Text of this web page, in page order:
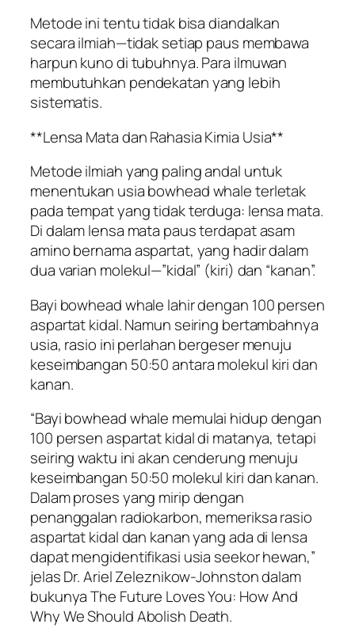
Metode ini tentu tidak bisa diandalkan
secara ilmiah—tidak setiap paus membawa
harpun kuno di tubuhnya. Para ilmuwan
membutuhkan pendekatan yang lebih
sistematis.
**Lensa Mata dan Rahasia Kimia Usia**
Metode ilmiah yang paling andal untuk
menentukan usia bowhead whale terletak
pada tempat yang tidak terduga: lensa mata.
Di dalam lensa mata paus terdapat asam
amino bernama aspartat, yang hadir dalam
dua varian molekul—”kidal” (kiri) dan “kanan”.
Bayi bowhead whale lahir dengan 100 persen
aspartat kidal. Namun seiring bertambahnya
usia, rasio ini perlahan bergeser menuju
keseimbangan 50:50 antara molekul kiri dan
kanan.
“Bayi bowhead whale memulai hidup dengan
100 persen aspartat kidal di matanya, tetapi
seiring waktu ini akan cenderung menuju
keseimbangan 50:50 molekul kiri dan kanan.
Dalam proses yang mirip dengan
penanggalan radiokarbon, memeriksa rasio
aspartat kidal dan kanan yang ada di lensa
dapat mengidentifikasi usia seekor hewan,”
jelas Dr. Ariel Zeleznikow-Johnston dalam
bukunya The Future Loves You: How And
Why We Should Abolish Death.